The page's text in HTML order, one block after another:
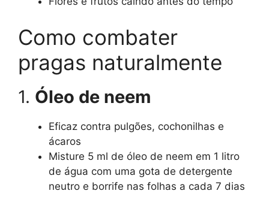
Como combater
pragas naturalmente
1. Óleo de neem
Eficaz contra pulgões, cochonilhas e
ácaros
Misture 5 ml de óleo de neem em 1 litro
de água com uma gota de detergente
neutro e borrife nas folhas a cada 7 dias